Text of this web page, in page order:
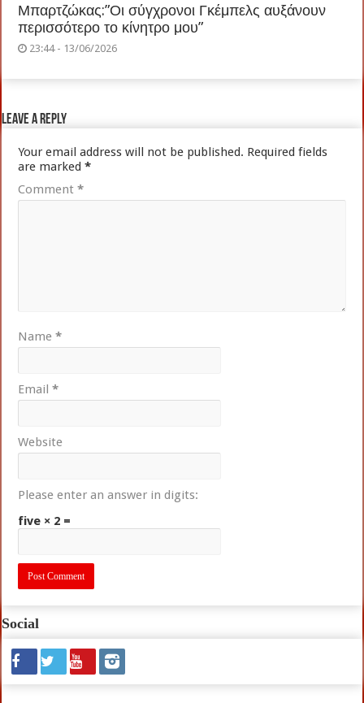
Μπαρτζώκας:”Οι σύγχρονοι Γκέμπελς αυξάνουν
περισσότερο το κίνητρο μου”
23:44 - 13/06/2026
Leave a Reply
Your email address will not be published. Required fields
are marked*
Comment*
Name*
Email*
Website
Please enter an answer in digits:
five × 2 =
Social